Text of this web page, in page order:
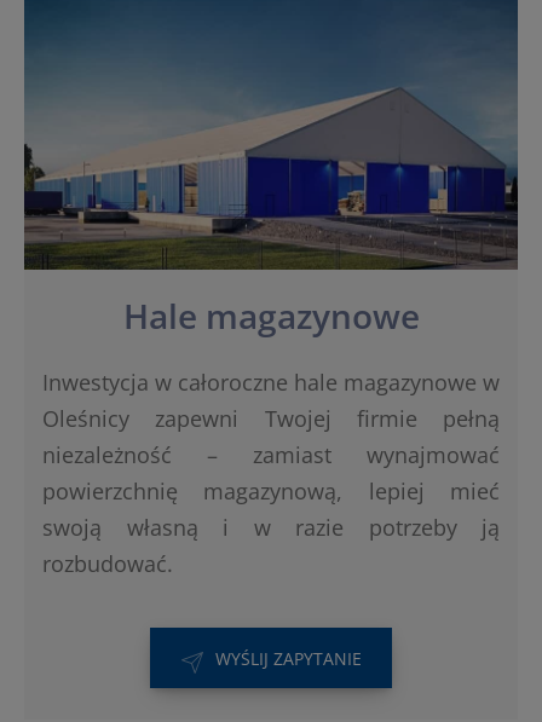
Hale magazynowe
Inwestycja w całoroczne hale magazynowe w
Oleśnicy zapewni Twojej firmie pełną
niezależność – zamiast wynajmować
powierzchnię magazynową, lepiej mieć
swoją własną i w razie potrzeby ją
rozbudować.
WYŚLIJ ZAPYTANIE